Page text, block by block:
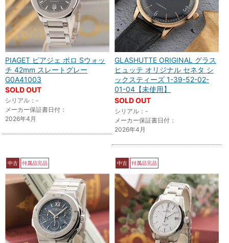
PIAGET ピアジェ ポロ Sウォッ
チ 42mm スレートグレー
G0A41003
SOLD OUT
シリアル：-
メーカー保証書日付：
2026年4月
GLASHUTTE ORIGINAL グラス
ヒュッテ オリジナル セネタ シ
ックスティーズ 1-39-52-02-
01-04【未使用】
SOLD OUT
シリアル：-
メーカー保証書日付：
2026年4月
中古 付属品完品 中古 付属品完品